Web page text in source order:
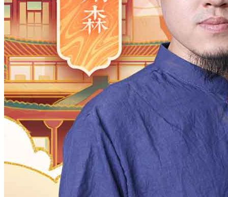
2009
2008 2007 2006 2005
2003
2002
2001 2000 1999 1998
1997
1995 1994 1993 1991
1990
1989
1988 1987 1986 1985
1984
1983
1982 1981 1980 1979 1978
1977
1976
1975 1974 1973 1972
1971
1969 1968 1967 1966 1965
1964
1963
1962 1961 1960 1959
1958
1957
1956 1955 1953 1952
1951
1950
1949 1948 1947
1944
1943 1942 1941 1940 1939
1938
1937
1936 1935 1934 1933
1932
1931
1930 1928 1927 1926
1924
1923 1922 1920
1919
1918
1916 1915 1914
1912
1911
1909 1908 1907
1905
1904 1903 1902 1900